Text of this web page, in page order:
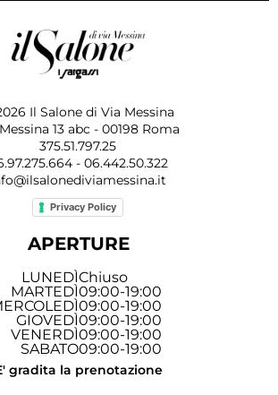
Il Salone di Via Messina
13 abc - 00198 Roma
375.51.797.25
- 06.442.50.322
Privacy Policy
APERTURE
LUNEDÌChiuso
MARTEDÌ09:00-19:00
09:00-19:00
GIOVEDÌ09:00-19:00
VENERDÌ09:00-19:00
SABATO09:00-19:00
gradita la prenotazione